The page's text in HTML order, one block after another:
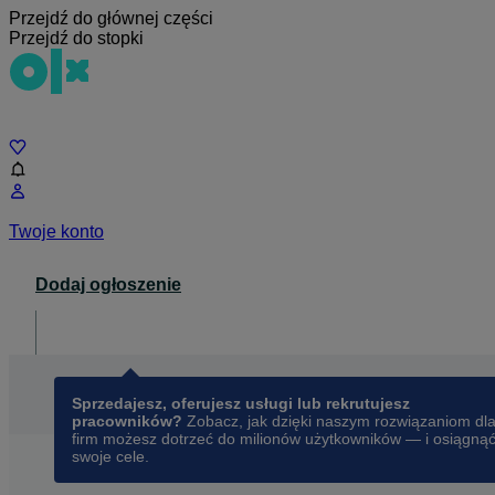
Przejdź do głównej części
Przejdź do stopki
Twoje konto
Dodaj ogłoszenie
Sprzedajesz, oferujesz usługi lub rekrutujesz
pracowników? Zobacz, jak dzięki naszym rozwiązaniom dla
firm możesz dotrzeć do milionów użytkowników — i osiągnąć
swoje cele.